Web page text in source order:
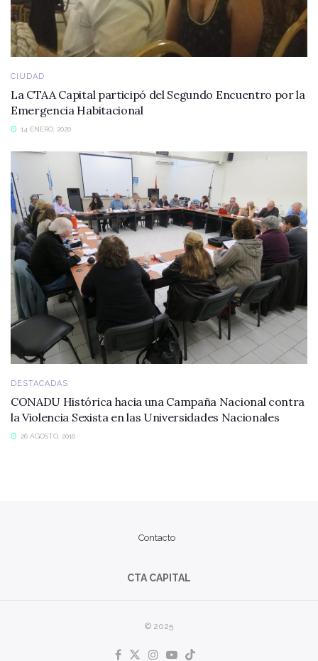
CIUDAD
La CTAA Capital participó del Segundo Encuentro por la
Emergencia Habitacional
14 ENERO, 2020
DESTACADAS
CONADU Histórica hacia una Campaña Nacional contra
la Violencia Sexista en las Universidades Nacionales
26 AGOSTO, 2016
Contacto
CTA CAPITAL
© 2025